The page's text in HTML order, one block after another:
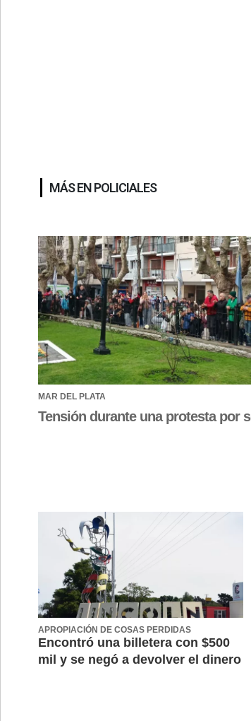
MÁS EN POLICIALES
MAR DEL PLATA
Tensión durante una protesta por
APROPIACIÓN DE COSAS PERDIDAS
Encontró una billetera con $500
mil y se negó a devolver el dinero